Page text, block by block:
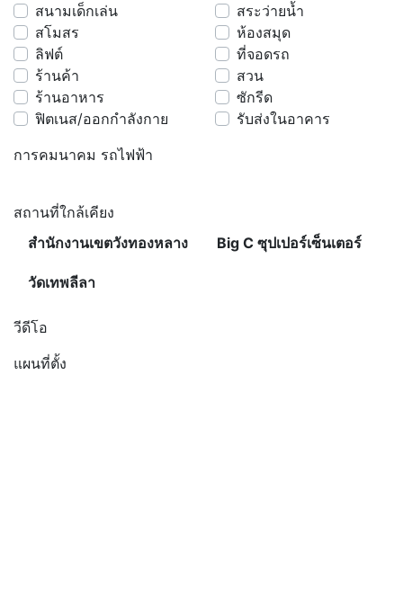
สนามเด็กเล่น
สระว่ายน้ำ
สโมสร
ห้องสมุด
ลิฟต์
ที่จอดรถ
ร้านค้า
สวน
ร้านอาหาร
ซักรีด
ฟิตเนส/ออกกำลังกาย
รับส่งในอาคาร
การคมนาคม รถไฟฟ้า
สถานที่ใกล้เคียง
สำนักงานเขตวังทองหลาง
Big C ซุปเปอร์เซ็นเตอร์
วัดเทพลีลา
วีดีโอ
แผนที่ตั้ง